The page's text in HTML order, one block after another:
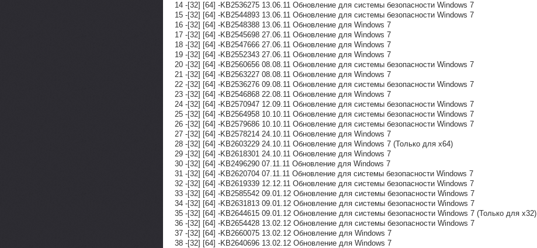
14 -[32] [64] -KB2536275 13.06.11 Обновление для системы безопасности Windows 7
15 -[32] [64] -KB2544893 13.06.11 Обновление для системы безопасности Windows 7
16 -[32] [64] -KB2548388 13.06.11 Обновление для Windows 7
17 -[32] [64] -KB2545698 27.06.11 Обновление для Windows 7
18 -[32] [64] -KB2547666 27.06.11 Обновление для Windows 7
19 -[32] [64] -KB2552343 27.06.11 Обновление для Windows 7
20 -[32] [64] -KB2560656 08.08.11 Обновление для системы безопасности Windows 7
21 -[32] [64] -KB2563227 08.08.11 Обновление для Windows 7
22 -[32] [64] -KB2536276 09.08.11 Обновление для системы безопасности Windows 7
23 -[32] [64] -KB2546868 22.08.11 Обновление для Windows 7
24 -[32] [64] -KB2570947 12.09.11 Обновление для системы безопасности Windows 7
25 -[32] [64] -KB2564958 10.10.11 Обновление для системы безопасности Windows 7
26 -[32] [64] -KB2579686 10.10.11 Обновление для системы безопасности Windows 7
27 -[32] [64] -KB2578214 24.10.11 Обновление для Windows 7
28 -[32] [64] -KB2603229 24.10.11 Обновление для Windows 7 (Только для x64)
29 -[32] [64] -KB2618301 24.10.11 Обновление для Windows 7
30 -[32] [64] -KB2496290 07.11.11 Обновление для Windows 7
31 -[32] [64] -KB2620704 07.11.11 Обновление для системы безопасности Windows 7
32 -[32] [64] -KB2619339 12.12.11 Обновление для системы безопасности Windows 7
33 -[32] [64] -KB2585542 09.01.12 Обновление для системы безопасности Windows 7
34 -[32] [64] -KB2631813 09.01.12 Обновление для системы безопасности Windows 7
35 -[32] [64] -KB2644615 09.01.12 Обновление для системы безопасности Windows 7 (Только для x32)
36 -[32] [64] -KB2654428 13.02.12 Обновление для системы безопасности Windows 7
37 -[32] [64] -KB2660075 13.02.12 Обновление для Windows 7
38 -[32] [64] -KB2640696 13.02.12 Обновление для Windows 7